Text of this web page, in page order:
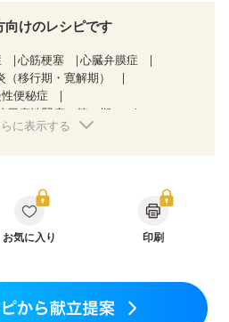
向けのレシピです
心筋梗塞
心臓弁膜症
（移行期・寛解期）
便秘症
尿病性腎症（第３期）
（ステージ２）
娠中(初期)
る（初期）
初期）
に表示する
お気に入り 印刷